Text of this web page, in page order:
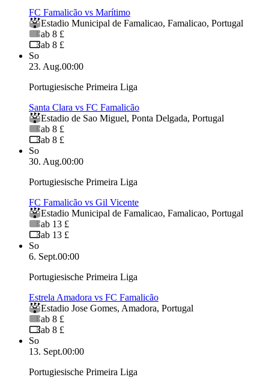
FC Famalicão vs Marítimo
Estadio Municipal de Famalicao, Famalicao, Portugal
ab 8 £
ab 8 £
So
23. Aug.00:00
Portugiesische Primeira Liga
Santa Clara vs FC Famalicão
Estadio de Sao Miguel, Ponta Delgada, Portugal
ab 8 £
ab 8 £
So
30. Aug.00:00
Portugiesische Primeira Liga
FC Famalicão vs Gil Vicente
Estadio Municipal de Famalicao, Famalicao, Portugal
ab 13 £
ab 13 £
So
6. Sept.00:00
Portugiesische Primeira Liga
Estrela Amadora vs FC Famalicão
Estadio Jose Gomes, Amadora, Portugal
ab 8 £
ab 8 £
So
13. Sept.00:00
Portugiesische Primeira Liga